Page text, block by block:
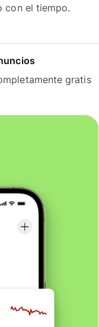
con el tiempo.
gratis